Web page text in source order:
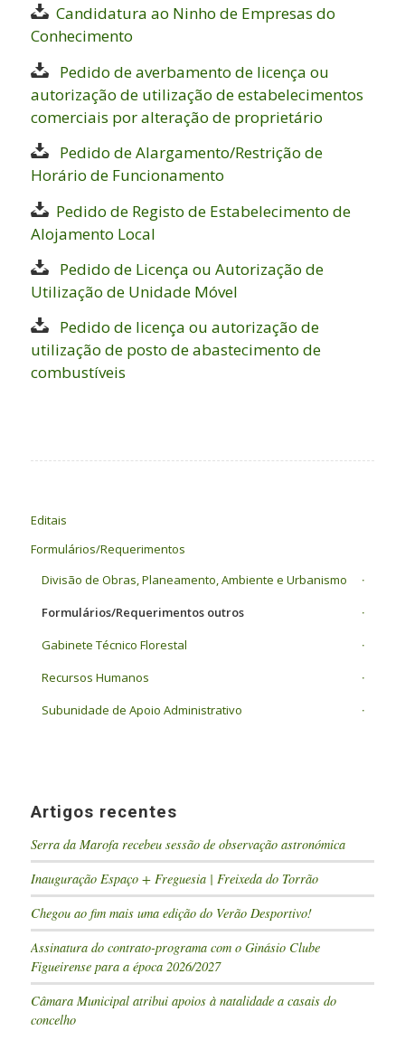
Candidatura ao Ninho de Empresas do
Conhecimento
Pedido de averbamento de licença ou
autorização de utilização de estabelecimentos
comerciais por alteração de proprietário
Pedido de Alargamento/Restrição de
Horário de Funcionamento
Pedido de Registo de Estabelecimento de
Alojamento Local
Pedido de Licença ou Autorização de
Utilização de Unidade Móvel
Pedido de licença ou autorização de
utilização de posto de abastecimento de
combustíveis
Editais
Formulários/Requerimentos
Divisão de Obras, Planeamento, Ambiente e Urbanismo
Formulários/Requerimentos outros
Gabinete Técnico Florestal
Recursos Humanos
Subunidade de Apoio Administrativo
Artigos recentes
Serra da Marofa recebeu sessão de observação astronómica
Inauguração Espaço + Freguesia | Freixeda do Torrão
Chegou ao fim mais uma edição do Verão Desportivo!
Assinatura do contrato-programa com o Ginásio Clube
Figueirense para a época 2026/2027
Câmara Municipal atribui apoios à natalidade a casais do
concelho